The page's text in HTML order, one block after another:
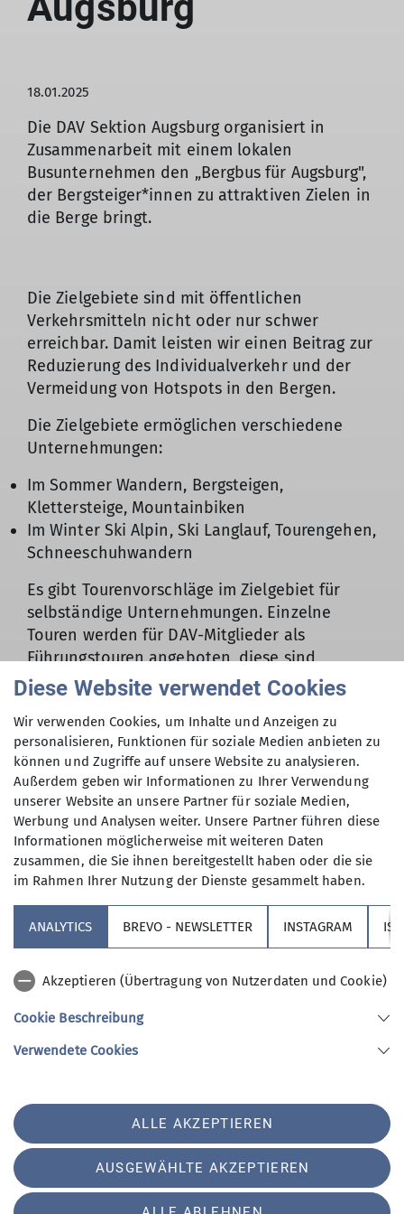
18.01.2025
Die DAV Sektion Augsburg organisiert in
Zusammenarbeit mit einem lokalen
Busunternehmen den „Bergbus für Augsburg",
der Bergsteiger*innen zu attraktiven Zielen in
die Berge bringt.
Die Zielgebiete sind mit öffentlichen
Verkehrsmitteln nicht oder nur schwer
erreichbar. Damit leisten wir einen Beitrag zur
Reduzierung des Individualverkehr und der
Vermeidung von Hotspots in den Bergen.
Die Zielgebiete ermöglichen verschiedene
Unternehmungen:
Im Sommer Wandern, Bergsteigen,
Klettersteige, Mountainbiken
Im Winter Ski Alpin, Ski Langlauf, Tourengehen,
Schneeschuhwandern
Es gibt Tourenvorschläge im Zielgebiet für
selbständige Unternehmungen. Einzelne
Touren werden für DAV-Mitglieder als
Führungstouren angeboten, diese sind
zusätzlich zu buchen. Mitfahren können alle:
DAV Mitglieder, aber auch Nichtmitglieder.
Der Einstieg ist an der Sportanlage Süd sowie
auch in Klosterlechfeld „Am Wäldle“ möglich.
Folgende Ziele fährt der Bergbus in diesem
Sommer an:
Allgäuer Alpen: Wertach - Kranzegg - Burgberg
(23.05.2026)
Kaisergebirge (20.06.2026)
Chiemgau (18.07.2026)
Tannheimer Berge: Pfronten/Breitenbergbahn
- Grän - Tannheim (12.09.2026)
Allgäuer Alpen: Blaichach, Fischen,
Riedbergpass, Scheuenalpe, Balderschwang
(17.10.2026)
Anmeldemöglichkeiten findet ihr auch immer
aktuellen Tourenprogramm.
Diese Website verwendet Cookies
Wir verwenden Cookies, um Inhalte und Anzeigen zu
personalisieren, Funktionen für soziale Medien anbieten zu
können und Zugriffe auf unsere Website zu analysieren.
Außerdem geben wir Informationen zu Ihrer Verwendung
unserer Website an unsere Partner für soziale Medien,
Werbung und Analysen weiter. Unsere Partner führen diese
Informationen möglicherweise mit weiteren Daten
zusammen, die Sie ihnen bereitgestellt haben oder die sie
im Rahmen Ihrer Nutzung der Dienste gesammelt haben.
ANALYTICS BREVO - NEWSLETTER INSTAGRAM
Akzeptieren (Übertragung von Nutzerdaten und Cookie)
Cookie Beschreibung
Verwendete Cookies
ALLE AKZEPTIEREN
AUSGEWÄHLTE AKZEPTIEREN